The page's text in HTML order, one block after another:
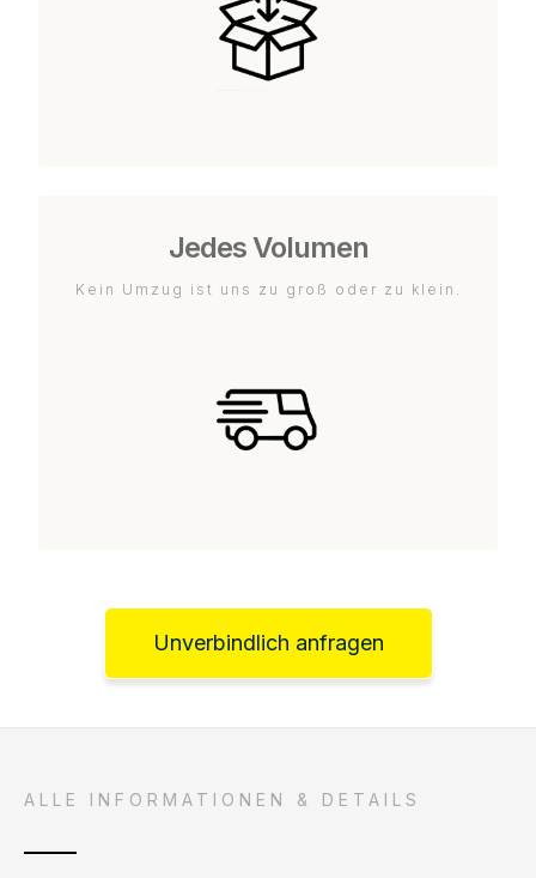
Jedes Volumen
Kein Umzug ist uns zu groß oder zu klein.
Unverbindlich anfragen
ALLE INFORMATIONEN & DETAILS